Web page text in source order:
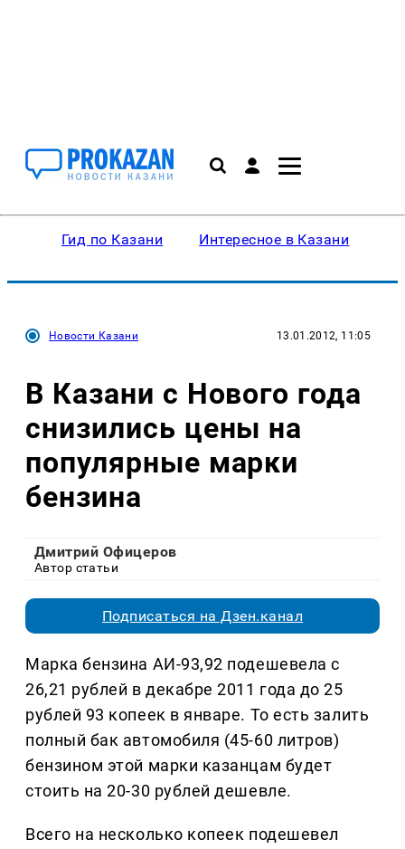
Гид по Казани Интересное в Казани
Новости Казани 13.01.2012, 11:05
В Казани с Нового года
снизились цены на
популярные марки
бензина
Дмитрий Офицеров
Автор статьи
Подписаться на Дзен.канал
Марка бензина АИ-93,92 подешевела с
26,21 рублей в декабре 2011 года до 25
рублей 93 копеек в январе. То есть залить
полный бак автомобиля (45-60 литров)
бензином этой марки казанцам будет
стоить на 20-30 рублей дешевле.
Всего на несколько копеек подешевел